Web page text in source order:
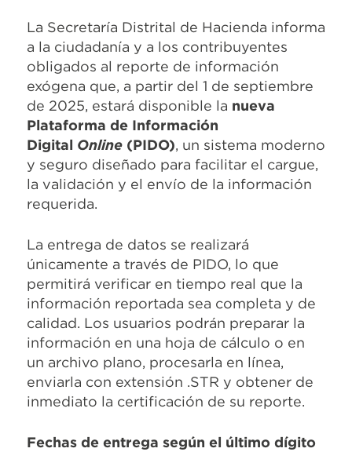
La Secretaría Distrital de Hacienda informa
a la ciudadanía y a los contribuyentes
obligados al reporte de información
exógena que, a partir del 1 de septiembre
de 2025, estará disponible la nueva
Plataforma de Información
Digital Online (PIDO), un sistema moderno
y seguro diseñado para facilitar el cargue,
la validación y el envío de la información
requerida.
La entrega de datos se realizará
únicamente a través de PIDO, lo que
permitirá verificar en tiempo real que la
información reportada sea completa y de
calidad. Los usuarios podrán preparar la
información en una hoja de cálculo o en
un archivo plano, procesarla en línea,
enviarla con extensión .STR y obtener de
inmediato la certificación de su reporte.
Fechas de entrega según el último dígito